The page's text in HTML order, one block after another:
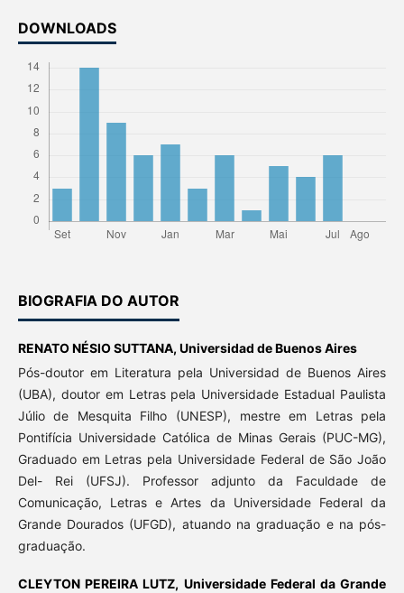
DOWNLOADS
BIOGRAFIA DO AUTOR
RENATO NÉSIO SUTTANA, Universidad de Buenos Aires
Pós-doutor em Literatura pela Universidad de Buenos Aires
(UBA), doutor em Letras pela Universidade Estadual Paulista
Júlio de Mesquita Filho (UNESP), mestre em Letras pela
Pontifícia Universidade Católica de Minas Gerais (PUC-MG),
Graduado em Letras pela Universidade Federal de São João
Del- Rei (UFSJ). Professor adjunto da Faculdade de
Comunicação, Letras e Artes da Universidade Federal da
Grande Dourados (UFGD), atuando na graduação e na pós-
graduação.
CLEYTON PEREIRA LUTZ, Universidade Federal da Grande